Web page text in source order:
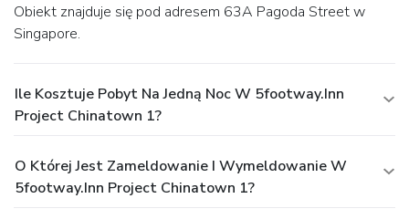
Obiekt znajduje się pod adresem 63A Pagoda Street w
Singapore.
Ile Kosztuje Pobyt Na Jedną Noc W 5footway.inn
Project Chinatown 1?
O Której Jest Zameldowanie I Wymeldowanie W
5footway.inn Project Chinatown 1?